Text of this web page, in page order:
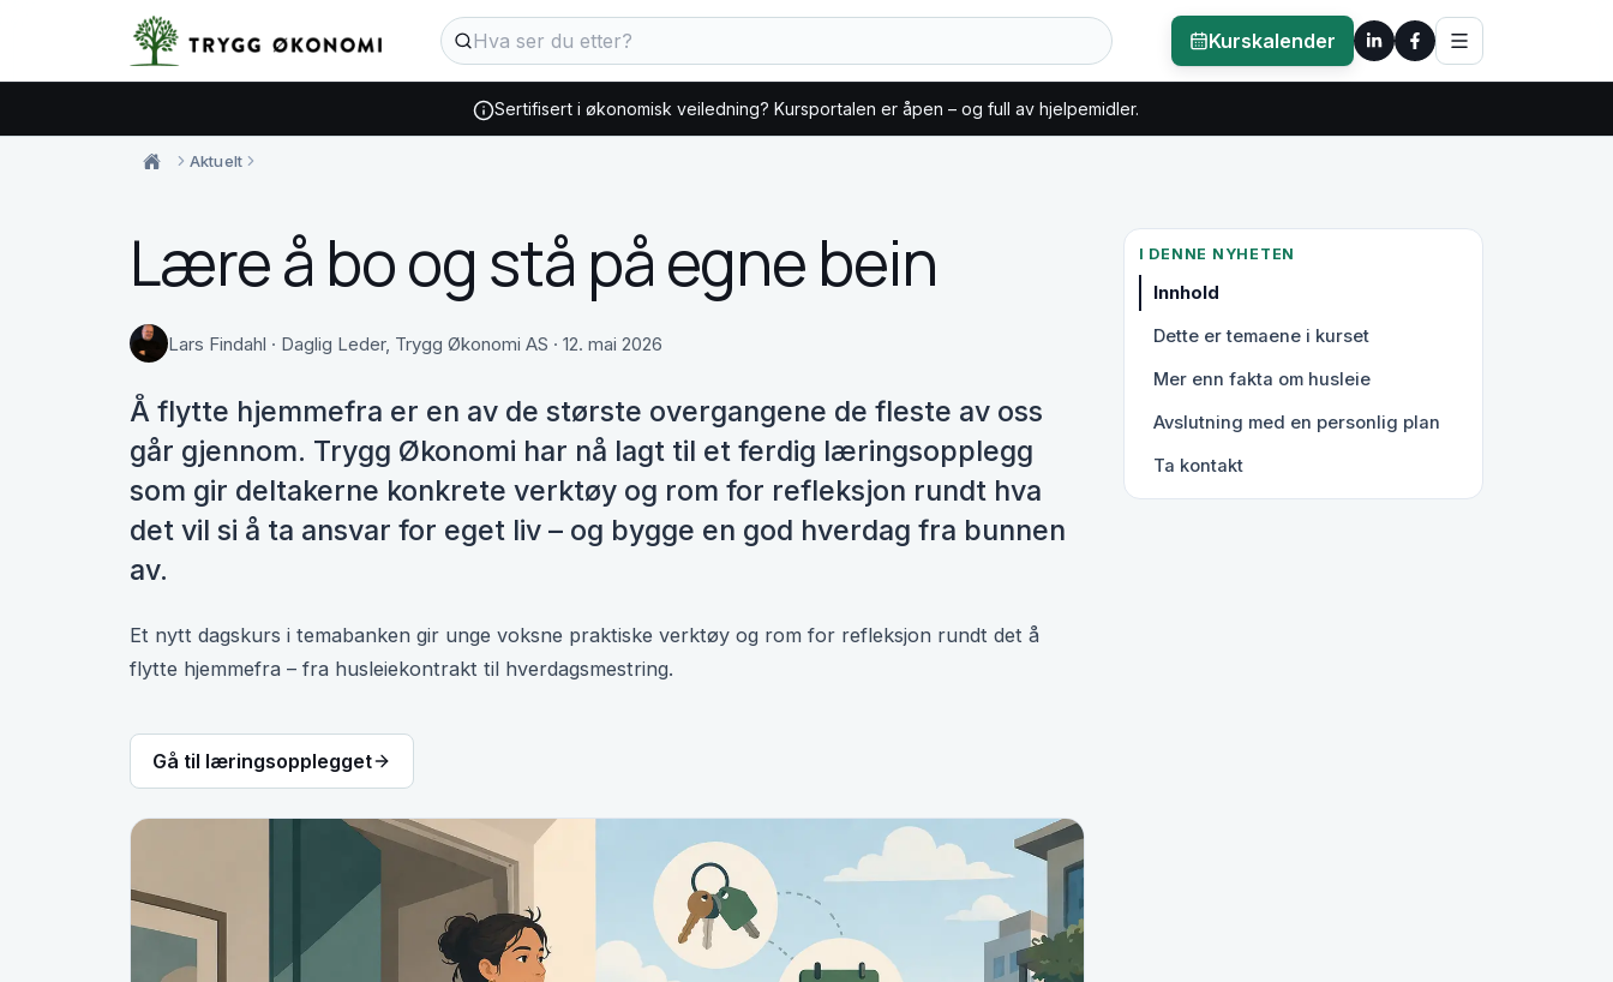
Kurskalender
Sertifisert i økonomisk veiledning? Kursportalen er åpen – og full av hjelpemidler.
Aktuelt
Lære å bo og stå på egne bein
Lars Findahl · Daglig Leder, Trygg Økonomi AS · 12. mai 2026
Å flytte hjemmefra er en av de største overgangene de fleste av oss
går gjennom. Trygg Økonomi har nå lagt til et ferdig læringsopplegg
som gir deltakerne konkrete verktøy og rom for refleksjon rundt hva
det vil si å ta ansvar for eget liv – og bygge en god hverdag fra bunnen
av.
Et nytt dagskurs i temabanken gir unge voksne praktiske verktøy og rom for refleksjon rundt det å
flytte hjemmefra – fra husleiekontrakt til hverdagsmestring.
Gå til læringsopplegget
I DENNE NYHETEN
Innhold
Dette er temaene i kurset
Mer enn fakta om husleie
Avslutning med en personlig plan
Ta kontakt